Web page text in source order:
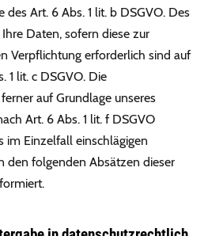
des Art. 6 Abs. 1 lit. b DSGVO. Des
Daten, sofern diese zur
Verpflichtung erforderlich sind auf
1 lit. c DSGVO. Die
auf Grundlage unseres
Art. 6 Abs. 1 lit. f DSGVO
im Einzelfall einschlägigen
den folgenden Absätzen dieser